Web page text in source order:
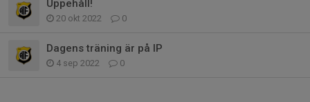
Uppehåll!
20 okt 2022 0
Dagens träning är på IP
4 sep 2022 0